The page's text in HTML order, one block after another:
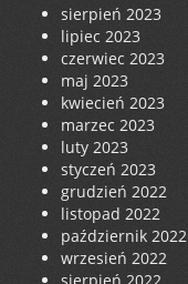
sierpień 2023
lipiec 2023
czerwiec 2023
maj 2023
kwiecień 2023
marzec 2023
luty 2023
styczeń 2023
grudzień 2022
listopad 2022
październik 2022
wrzesień 2022